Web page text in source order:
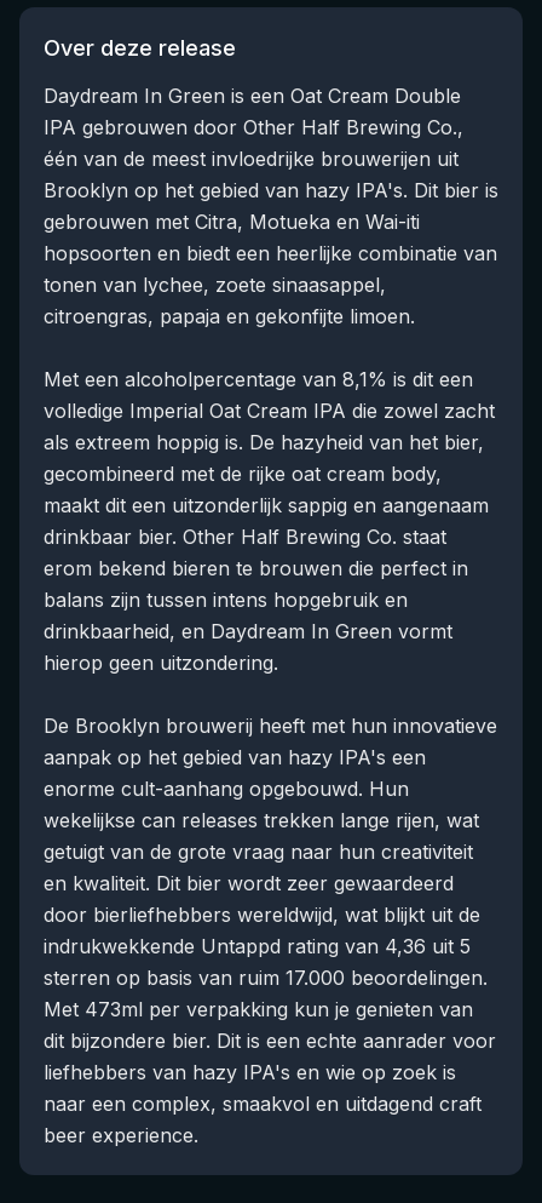
Over deze release
Daydream In Green is een Oat Cream Double
IPA gebrouwen door Other Half Brewing Co.,
één van de meest invloedrijke brouwerijen uit
Brooklyn op het gebied van hazy IPA's. Dit bier is
gebrouwen met Citra, Motueka en Wai-iti
hopsoorten en biedt een heerlijke combinatie van
tonen van lychee, zoete sinaasappel,
citroengras, papaja en gekonfijte limoen.
Met een alcoholpercentage van 8,1% is dit een
volledige Imperial Oat Cream IPA die zowel zacht
als extreem hoppig is. De hazyheid van het bier,
gecombineerd met de rijke oat cream body,
maakt dit een uitzonderlijk sappig en aangenaam
drinkbaar bier. Other Half Brewing Co. staat
erom bekend bieren te brouwen die perfect in
balans zijn tussen intens hopgebruik en
drinkbaarheid, en Daydream In Green vormt
hierop geen uitzondering.
De Brooklyn brouwerij heeft met hun innovatieve
aanpak op het gebied van hazy IPA's een
enorme cult-aanhang opgebouwd. Hun
wekelijkse can releases trekken lange rijen, wat
getuigt van de grote vraag naar hun creativiteit
en kwaliteit. Dit bier wordt zeer gewaardeerd
door bierliefhebbers wereldwijd, wat blijkt uit de
indrukwekkende Untappd rating van 4,36 uit 5
sterren op basis van ruim 17.000 beoordelingen.
Met 473ml per verpakking kun je genieten van
dit bijzondere bier. Dit is een echte aanrader voor
liefhebbers van hazy IPA's en wie op zoek is
naar een complex, smaakvol en uitdagend craft
beer experience.